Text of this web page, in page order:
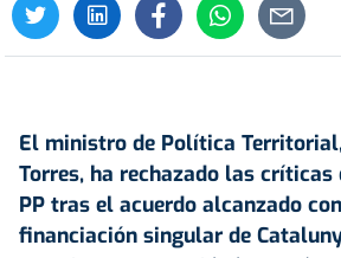
El ministro de Política
Torres, ha rechazado las
PP tras el acuerdo alcanzado
financiación singular de